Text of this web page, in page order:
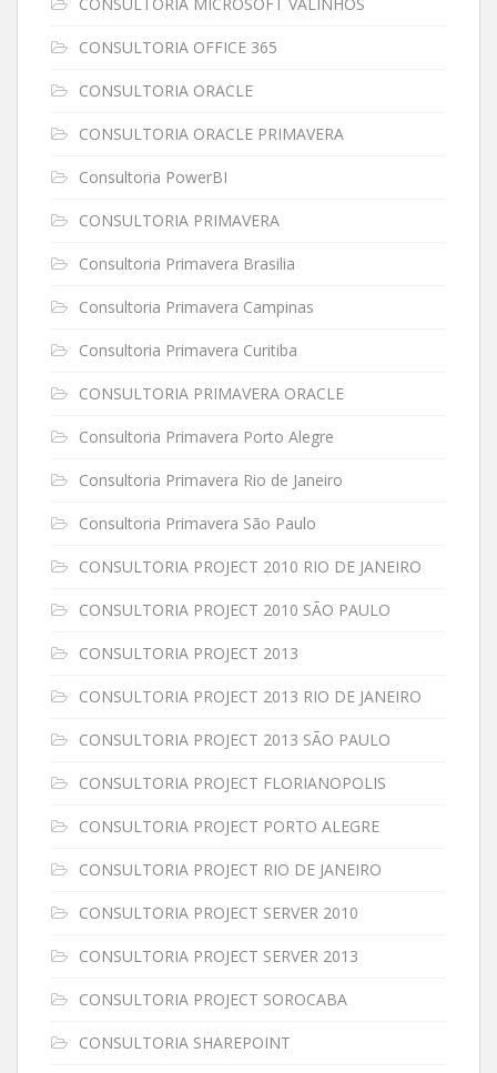
CONSULTORIA OFFICE 365
CONSULTORIA ORACLE
CONSULTORIA ORACLE PRIMAVERA
Consultoria PowerBI
CONSULTORIA PRIMAVERA
Consultoria Primavera Brasilia
Consultoria Primavera Campinas
Consultoria Primavera Curitiba
CONSULTORIA PRIMAVERA ORACLE
Consultoria Primavera Porto Alegre
Consultoria Primavera Rio de Janeiro
Consultoria Primavera São Paulo
CONSULTORIA PROJECT 2010 RIO DE JANEIRO
CONSULTORIA PROJECT 2010 SÃO PAULO
CONSULTORIA PROJECT 2013
CONSULTORIA PROJECT 2013 RIO DE JANEIRO
CONSULTORIA PROJECT 2013 SÃO PAULO
CONSULTORIA PROJECT FLORIANOPOLIS
CONSULTORIA PROJECT PORTO ALEGRE
CONSULTORIA PROJECT RIO DE JANEIRO
CONSULTORIA PROJECT SERVER 2010
CONSULTORIA PROJECT SERVER 2013
CONSULTORIA PROJECT SOROCABA
CONSULTORIA SHAREPOINT